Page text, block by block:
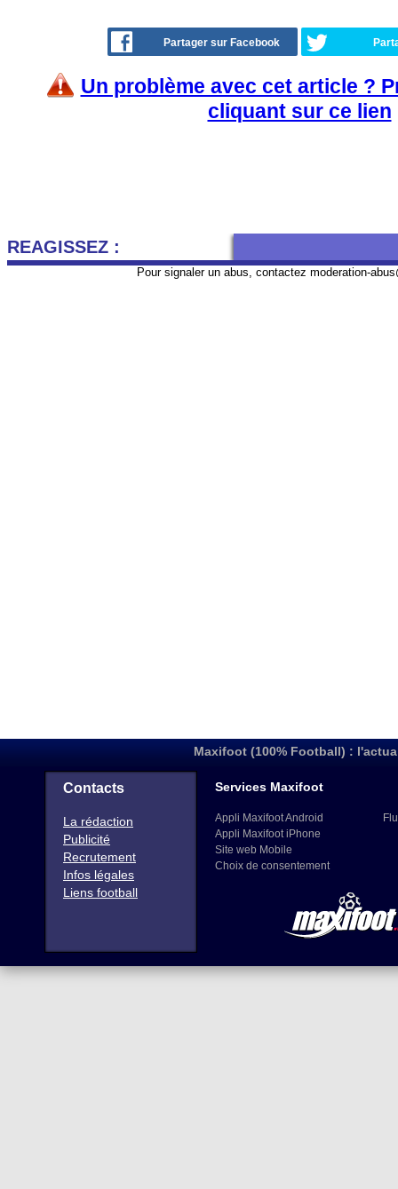
Partager sur Facebook
Un problème avec cet article ?
cliquant sur ce lien
REAGISSEZ :
Pour signaler un abus, contactez moderation-
Maxifoot (100% Football) :
Contacts
La rédaction
Publicité
Recrutement
Infos légales
Liens football
Services Maxifoot
Appli Maxifoot Android
Appli Maxifoot iPhone
Site web Mobile
Choix de consentement